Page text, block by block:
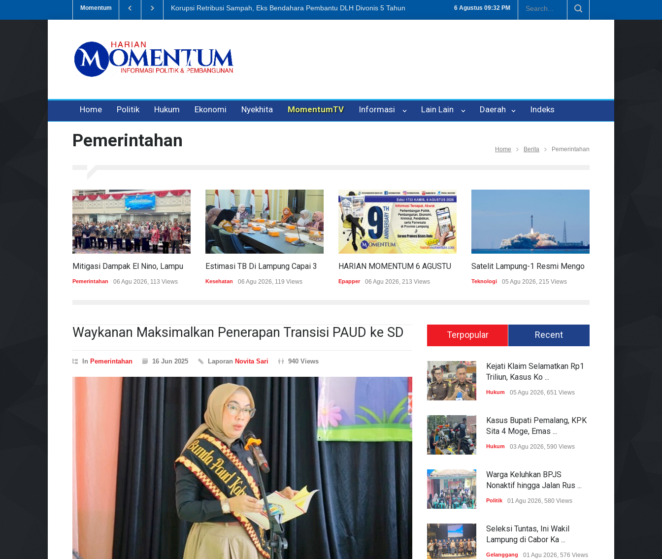
6 Agustus 09:32 PM
Momentum Korupsi Retribusi Sampah, Eks Bendahara Pembantu DLH Divonis 5 Tahun Dugaan Penipuan Oleh Oknum Kadis, Kuasa Hukum Pelapor Desak Polisi
Home Politik Hukum Ekonomi Nyekhita MomentumTV Informasi Lain Lain Daerah Indeks
Pemerintahan Home Berita Pemerintahan
Pemerintahan 06 Agu 2026, 113 Views Kesehatan 06 Agu 2026, 119 Views Epapper 06 Agu 2026, 213 Views Teknologi 05 Agu 2026, 215 Views
Waykanan Maksimalkan Penerapan Transisi PAUD ke SD
In Pemerintahan 16 Jun 2025 Laporan Novita Sari 940 Views
Terpopular Recent
Kejati Klaim Selamatkan Rp1
Triliun, Kasus Ko ...
Hukum 05 Agu 2026, 651 Views
Kasus Bupati Pemalang, KPK
Sita 4 Moge, Emas ...
Hukum 03 Agu 2026, 590 Views
Warga Keluhkan BPJS
Nonaktif hingga Jalan Rus ...
Politik 01 Agu 2026, 580 Views
Seleksi Tuntas, Ini Wakil
Lampung di Cabor Ka ...
Gelanggang 01 Agu 2026, 576 Views